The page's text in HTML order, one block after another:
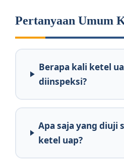
Pertanyaan Umum
Berapa kali ketel
diinspeksi?
Apa saja yang diuji
ketel uap?